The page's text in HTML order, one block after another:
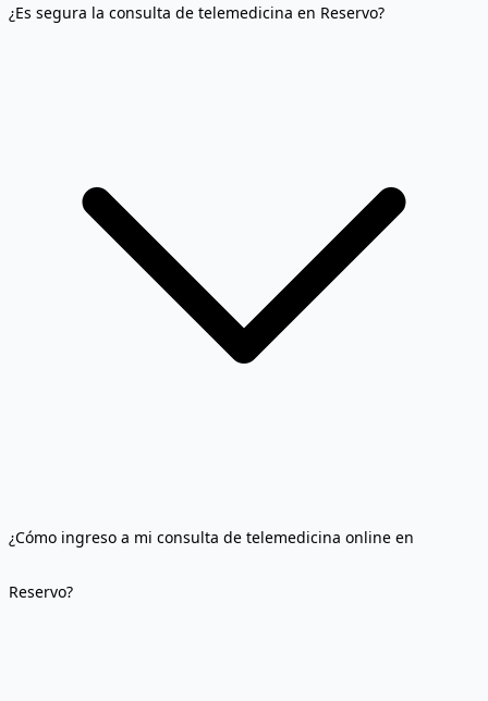
¿Es segura la consulta de telemedicina en Reservo?
¿Cómo ingreso a mi consulta de telemedicina online en
Reservo?